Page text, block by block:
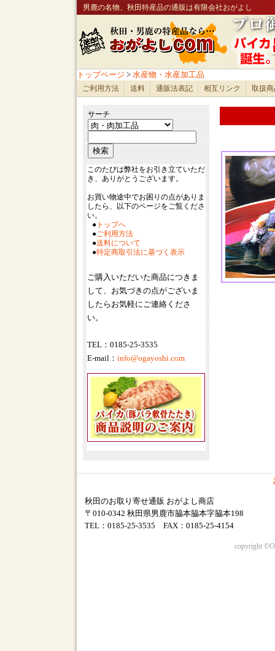
男鹿の名物、秋田特産品の通販は有限会社おがよし
トップページ > 水産物・水産加工品
ご利用方法 送料 通販法表記 相互リンク 取扱
サーチ
このたびは弊社をお引き立ていただ
き、ありがとうございます。
お買い物途中でお困りの点がありま
したら、以下のページをご覧くださ
い。
● トップへ
●ご利用方法
●送料について
●特定商取引法に基づく表示
ご購入いただいた商品につきま
して、お気づきの点がございま
したらお気軽にご連絡くださ
い。
TEL：0185-25-3535
E-mail： info@ogayoshi.com
秋田のお取り寄せ通販 おがよし商店
〒010-0342 秋田県男鹿市脇本脇本字脇本198
TEL：0185-25-3535 FAX：0185-25-4154
copyright